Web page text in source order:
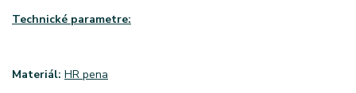
Technické parametre:
Materiál: HR pena